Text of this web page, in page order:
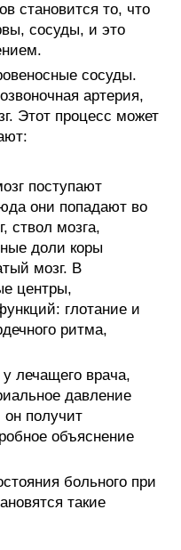
становится то, что
сосуды, и это
сосуды.
артерия,
Этот процесс может
поступают
они попадают во
ствол мозга,
доли коры
мозг. В
центры,
глотание и
ритма,
лечащего врача,
давление
получит
объяснение
больного при
такие